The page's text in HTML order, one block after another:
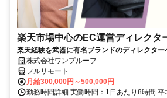
楽天市場中心のEC運営ディレクタ
楽天経験を武器に有名ブランドのディレクタ
株式会社ワンプルーフ
フルリモート
月給300,000円～500,000円
勤務時間詳細 実働時間：1日あたり8時間